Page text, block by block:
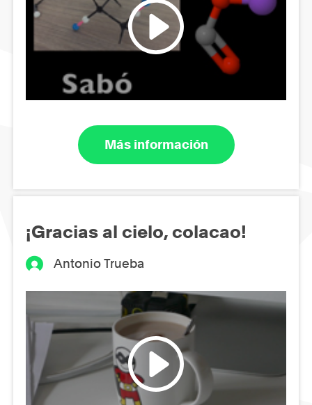
Más información
¡Gracias al cielo, colacao!
Antonio Trueba